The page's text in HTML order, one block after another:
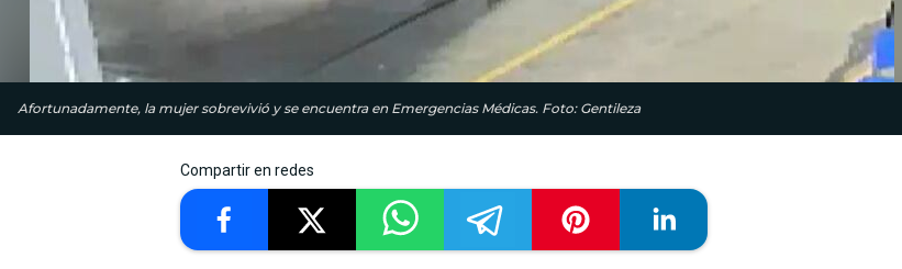
Afortunadamente, la mujer sobrevivió y se encuentra en Emergencias Médicas. Foto: Gentileza
Compartir en redes